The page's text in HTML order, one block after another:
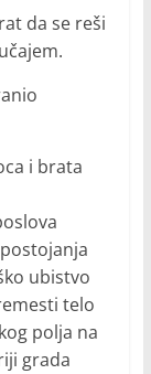
da se reši
i brata
ubistvo
telo
polja na
grada